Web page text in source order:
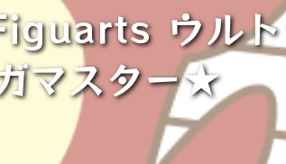
ウルト
マスター★